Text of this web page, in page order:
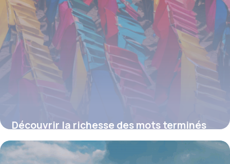
Découvrir la richesse des mots terminés
par la syllabe « ime » en français
19 juin 2026